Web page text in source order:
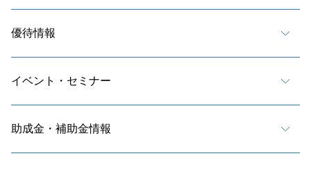
優待情報
イベント・セミナー
助成金・補助金情報